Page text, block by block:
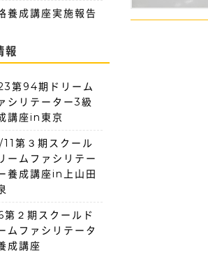
養成講座実施報告
報
第94期ドリーム
シリテーター3級
講座in東京
第３期スクール
ームファシリテー
養成講座in上山田
２期スクールド
ムファシリテータ
成講座